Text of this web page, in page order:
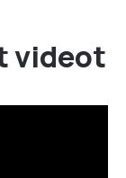
videot